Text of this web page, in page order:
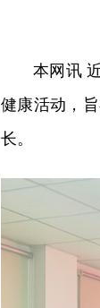
本网讯
健康活动，
长。